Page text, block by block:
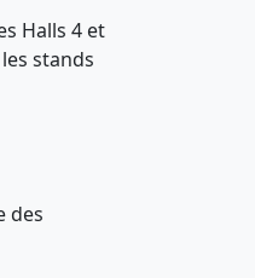
Halls 4 et
stands
des